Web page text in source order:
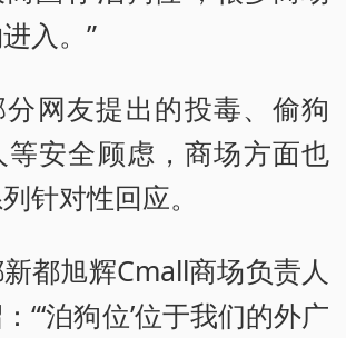
入。”
网友提出的投毒、偷狗
等安全顾虑，商场方面也
针对性回应。
都旭辉Cmall商场负责人
“‘泊狗位’位于我们的外广